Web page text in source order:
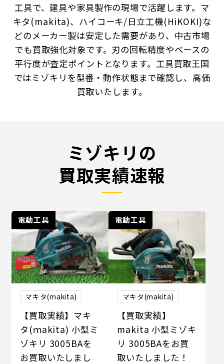
工具で、建具や家具製作の現場で活躍します。マ
キタ(makita)、ハイコーキ/日立工機(HiKOKI)な
どのメーカー製は安定した需要があり、中古市場
でも買取強化対象です。刃の回転精度やベースの
平行度が査定ポイントとなります。工具買取王国
ではミゾキリを型番・動作状態まで確認し、高価
買取いたします。
ミゾキリの
買取実績速報
電動工具
マキタ(makita)
【買取実績】マキ
タ(ｍakita) 小型ミ
ゾキリ 3005BAを
お買取いたしまし
電動工具
マキタ(makita)
【買取実績】
makita 小型ミゾキ
リ 3005BAをお買
取いたしました！